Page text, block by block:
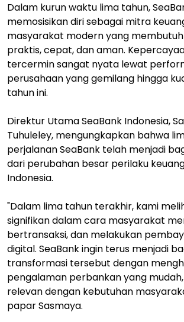
Dalam kurun waktu lima tahun,
memosisikan diri sebagai mitra
masyarakat modern yang
praktis, cepat, dan aman.
tercermin sangat nyata lewat
perusahaan yang gemilang hingga
tahun ini.
Direktur Utama SeaBank Indonesia,
Tuhuleley, mengungkapkan bahwa
perjalanan SeaBank telah menjadi
dari perubahan besar perilaku
Indonesia.
"Dalam lima tahun terakhir, kami
signifikan dalam cara masyarakat
bertransaksi, dan melakukan
digital. SeaBank ingin terus menjadi
transformasi tersebut dengan
pengalaman perbankan yang
relevan dengan kebutuhan
papar Sasmaya.